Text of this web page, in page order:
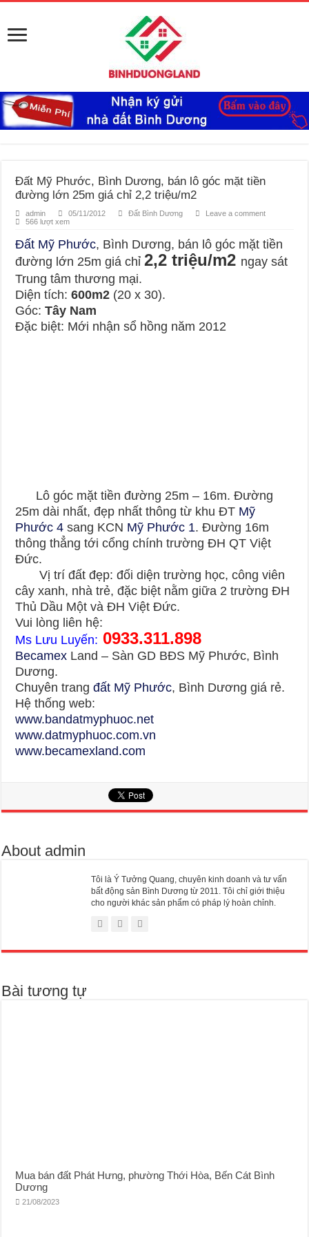
Đất Mỹ Phước, Bình Dương, bán lô góc mặt tiền
đường lớn 25m giá chỉ 2,2 triệu/m2
admin 05/11/2012 Đất Bình Dương
Leave a comment
566 lượt xem
Đất Mỹ Phước, Bình Dương, bán lô góc mặt tiền
đường lớn 25m giá chỉ2,2 triệu/m2 ngay sát
Trung tâm thương mại.
Diện tích:600m2 (20 x 30).
Góc:Tây Nam
Đặc biệt: Mới nhận sổ hồng năm 2012
Lô góc mặt tiền đường 25m – 16m. Đường
25m dài nhất, đẹp nhất thông từ khu ĐT Mỹ
Phước 4 sang KCN Mỹ Phước 1. Đường 16m
thông thẳng tới cổng chính trường ĐH QT Việt
Đức.
Vị trí đất đẹp: đối diện trường học, công viên
cây xanh, nhà trẻ, đặc biệt nằm giữa 2 trường ĐH
Thủ Dầu Một và ĐH Việt Đức.
Vui lòng liên hệ:
Ms Lưu Luyến: 0933.311.898
Becamex Land – Sàn GD BĐS Mỹ Phước, Bình
Dương.
Chuyên trangđất Mỹ Phước, Bình Dương giá rẻ.
Hệ thống web:
www.bandatmyphuoc.net
www.datmyphuoc.com.vn
www.becamexland.com
About admin
Tôi là Ý Tưởng Quang, chuyên kinh doanh và tư vấn
bất động sản Bình Dương từ 2011. Tôi chỉ giới thiệu
cho người khác sản phẩm có pháp lý hoàn chỉnh.
Bài tương tự
Mua bán đất Phát Hưng, phường Thới Hòa, Bến Cát Bình
Dương
21/08/2023